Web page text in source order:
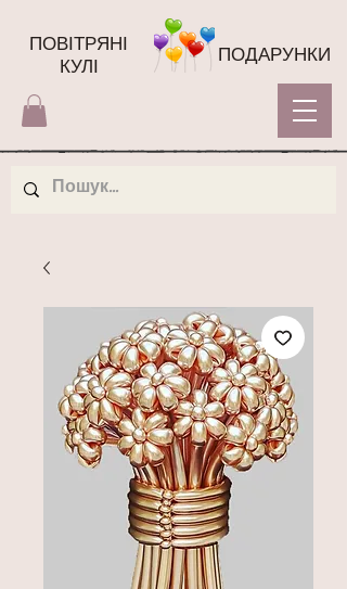
ПОВІТРЯНІ
КУЛІ
ПОДАРУНКИ